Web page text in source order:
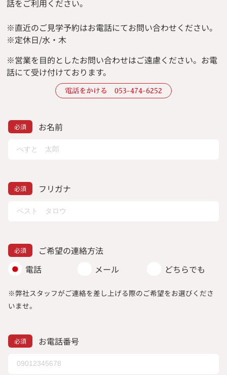
話をご利用ください。
※直近のご見学予約はお電話にてお問い合わせください。
※定休日/水・木
※営業を目的としたお問い合わせはご遠慮ください。 お電
話にて受け付けております。
電話をかける 053-474-6252
お名前
フリガナ
ご希望の連絡方法
電話
メール どちらでも
※弊社スタッフがご連絡を差し上げる際のご希望をお選びくださ
いませ。
お電話番号